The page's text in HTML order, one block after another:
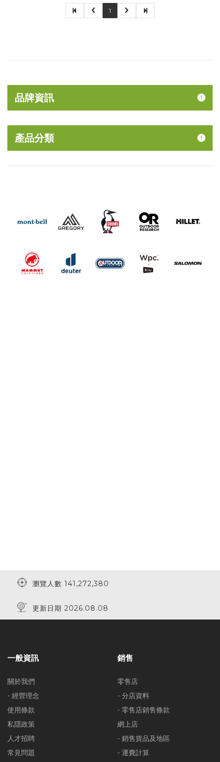
1
品牌資訊
產品分類
瀏覽人數 141,272,380
更新日期 2026.08.08
一般資訊
關於我們
- 經營理念
使用條款
私隱政策
人才招聘
常見問題
銷售
零售店
- 分店資料
- 零售店銷售條款
網上店
- 銷售貨品及地區
- 運費計算